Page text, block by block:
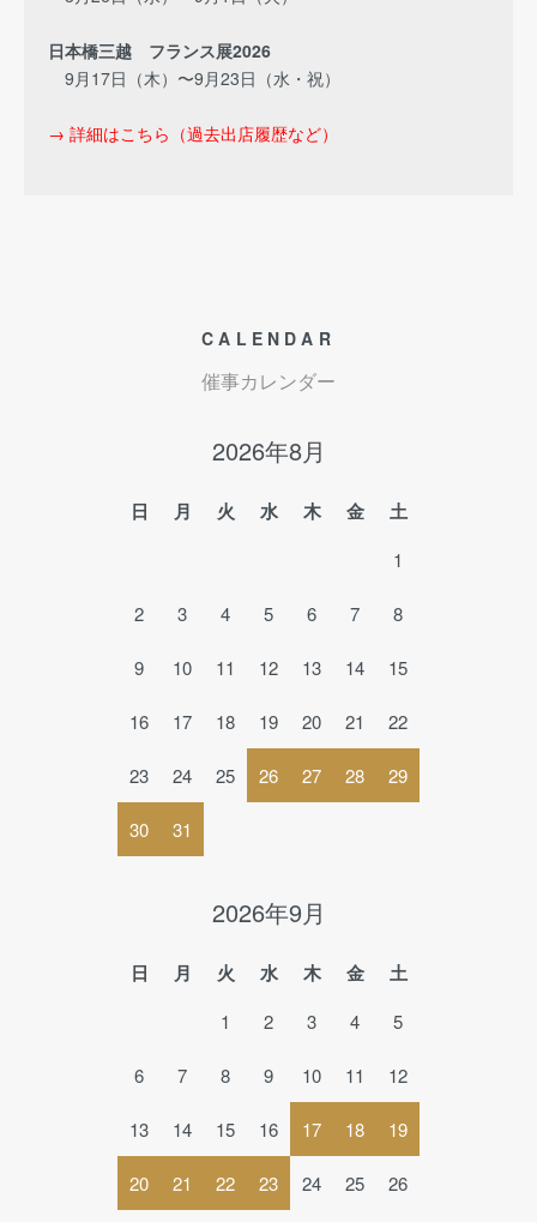
日本橋三越 フランス展2026
9月17日（木）〜9月23日（水・祝）
→ 詳細はこちら（過去出店履歴など）
CALENDAR
催事カレンダー
2026年8月
日 月 火 水 木 金 土
1
2 3 4 5 6 7 8
9 10 11 12 13 14 15
16 17 18 19 20 21 22
23 24 25 26 27 28 29
30 31
2026年9月
日 月 火 水 木 金 土
1 2 3 4 5
6 7 8 9 10 11 12
13 14 15 16 17 18 19
20 21 22 23 24 25 26